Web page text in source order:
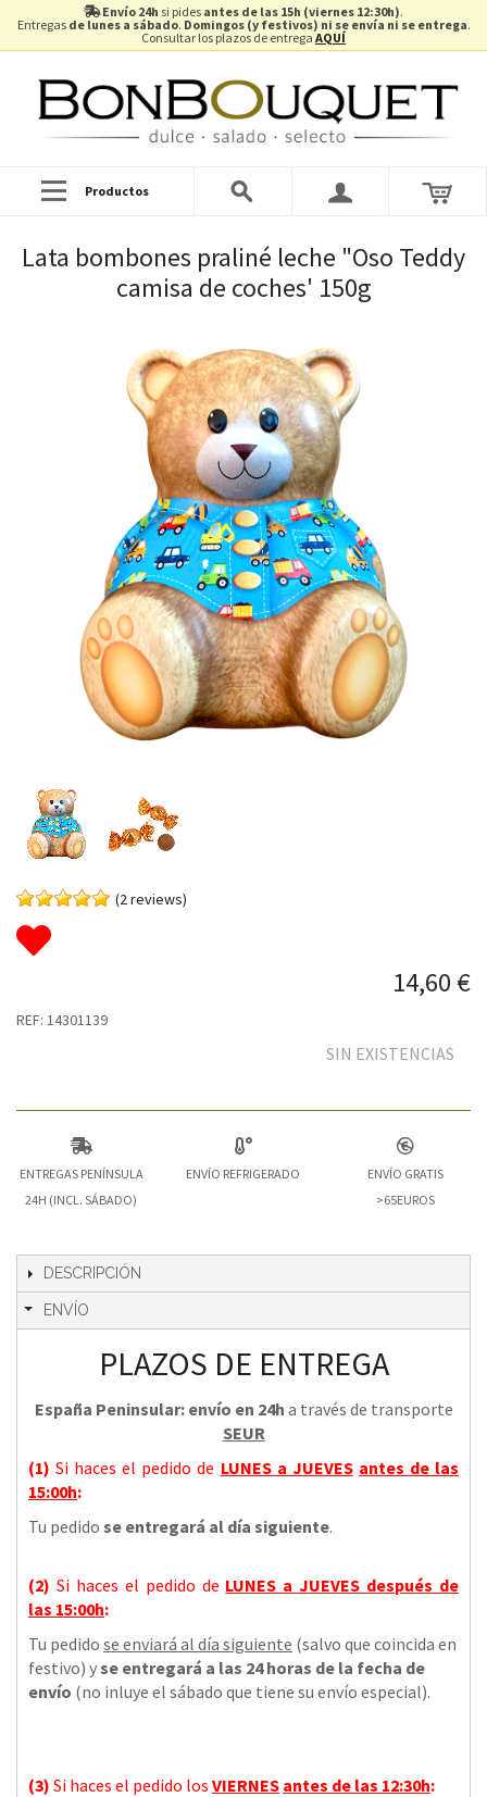
Envío 24h si pides antes de las 15h (viernes 12:30h).
Entregas de lunes a sábado. Domingos (y festivos) ni se envía ni se entrega.
Consultar los plazos de entrega AQUÍ
Productos
Lata bombones praliné leche "Oso Teddy
camisa de coches' 150g
(2 reviews)
14,60 €
REF: 14301139
SIN EXISTENCIAS
ENTREGAS PENÍNSULA
24H (INCL. SÁBADO)
ENVÍO REFRIGERADO
ENVÍO GRATIS
>65EUROS
DESCRIPCIÓN
ENVÍO
PLAZOS DE ENTREGA
España Peninsular: envío en 24h a través de transporte
SEUR
(1)Si haces el pedido de LUNES a JUEVES antes de las
15:00h:
Tu pedido se entregará al día siguiente.
(2) Si haces el pedido de LUNES a JUEVES después de
las 15:00h:
Tu pedido se enviará al día siguiente (salvo que coincida en
festivo) yse entregará a las 24 horas de la fecha de
envío (no inluye el sábado que tiene su envío especial).
(3) Si haces el pedido los VIERNES antes de las 12:30h: